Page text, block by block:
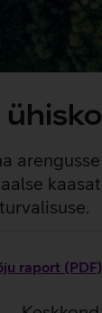
raport (PDF)